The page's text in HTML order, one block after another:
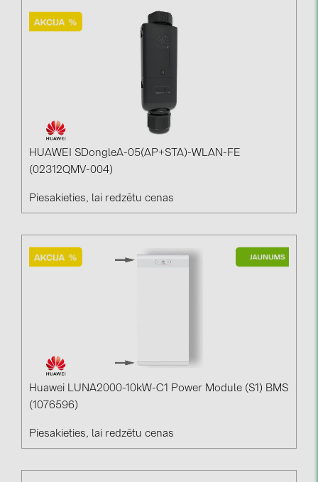
HUAWEI SDongleA-05(AP+STA)-WLAN-FE
(02312QMV-004)
Piesakieties, lai redzētu cenas
Huawei LUNA2000-10kW-C1 Power Module (S1) BMS
(1076596)
Piesakieties, lai redzētu cenas